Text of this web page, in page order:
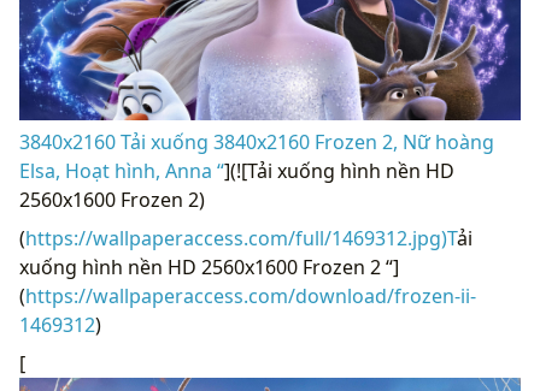
3840x2160 Tải xuống 3840x2160 Frozen 2, Nữ hoàng
Elsa, Hoạt hình, Anna “](![Tải xuống hình nền HD
2560x1600 Frozen 2)
(https://wallpaperaccess.com/full/1469312.jpg)Tải
xuống hình nền HD 2560x1600 Frozen 2 “]
(https://wallpaperaccess.com/download/frozen-ii-
1469312)
[